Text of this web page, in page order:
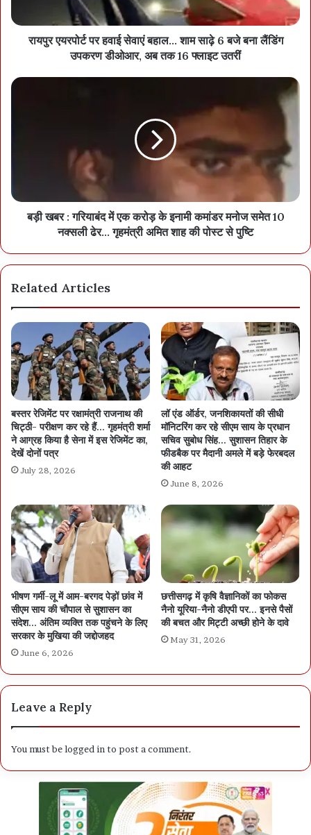
रायपुर एयरपोर्ट पर हवाई सेवाएं बहाल… शाम साढ़े 6 बजे बना लैंडिंग
उपकरण डीओआर, अब तक 16 फ्लाइट उतरीं
बड़ी खबर : गरियाबंद में एक करोड़ के इनामी कमांडर मनोज समेत 10
नक्सली ढेर… गृहमंत्री अमित शाह की पोस्ट से पुष्टि
Related Articles
बस्तर रेजिमेंट पर रक्षामंत्री राजनाथ की
चिट्ठी- परीक्षण कर रहे हैं… गृहमंत्री शर्मा
ने आग्रह किया है सेना में इस रेजिमेंट का,
देखें दोनों पत्र
July 28, 2026
लॉ एंड ऑर्डर, जनशिकायतों की सीधी
मॉनिटरिंग कर रहे सीएम साय के प्रधान
सचिव सुबोध सिंह… सुशासन तिहार के
फीडबैक पर मैदानी अमले में बड़े फेरबदल
की आहट
June 8, 2026
भीषण गर्मी-लू में आम-बरगद पेड़ों छांव में
सीएम साय की चौपाल से सुशासन का
संदेश… अंतिम व्यक्ति तक पहुंचने के लिए
सरकार के मुखिया की जद्दोजहद
June 6, 2026
छत्तीसगढ़ में कृषि वैज्ञानिकों का फोकस
नैनो यूरिया-नैनो डीएपी पर… इनसे पैसों
की बचत और मिट्टी अच्छी होने के दावे
May 31, 2026
Leave a Reply
You must belogged in to post a comment.